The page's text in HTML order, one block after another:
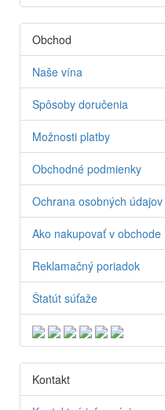
Obchod
Naše vína
Spôsoby doručenia
Možnosti platby
Obchodné podmienky
Ochrana osobných údajov
Ako nakupovať v obchode
Reklamačný poriadok
Štatút súťaže
Kontakt